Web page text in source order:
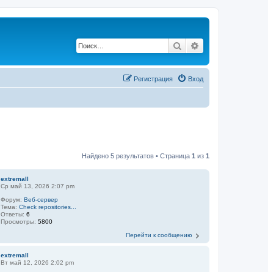
Поиск
Вход
Регистрация
Найдено 5 результатов • Страница 1 из 1
extremall
Ср май 13, 2026 2:07 pm
Форум:Веб-сервер
Тема:Check repositories...
Ответы:6
Просмотры:5800
Перейти к сообщению
extremall
Вт май 12, 2026 2:02 pm